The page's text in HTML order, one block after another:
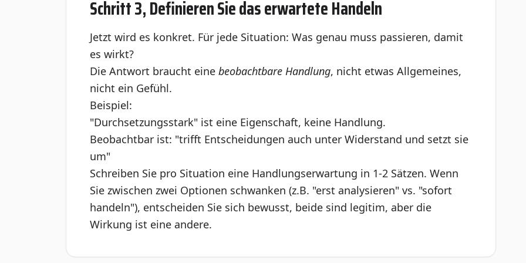
Schritt 3, Definieren Sie das erwartete Handeln
Jetzt wird es konkret. Für jede Situation: Was genau muss passieren, damit
es wirkt?
Die Antwort braucht eine beobachtbare Handlung, nicht etwas Allgemeines,
nicht ein Gefühl.
Beispiel:
"Durchsetzungsstark" ist eine Eigenschaft, keine Handlung.
Beobachtbar ist: "trifft Entscheidungen auch unter Widerstand und setzt sie
um"
Schreiben Sie pro Situation eine Handlungserwartung in 1-2 Sätzen. Wenn
Sie zwischen zwei Optionen schwanken (z.B. "erst analysieren" vs. "sofort
handeln"), entscheiden Sie sich bewusst, beide sind legitim, aber die
Wirkung ist eine andere.